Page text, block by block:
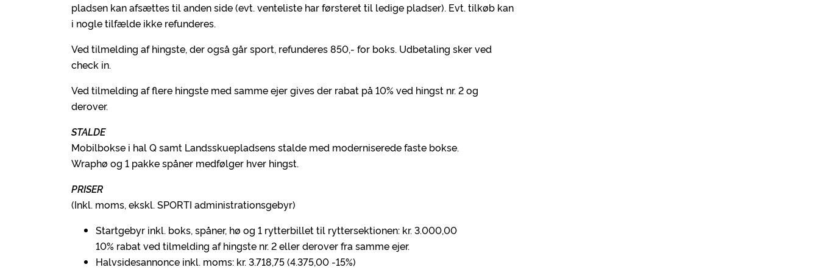
pladsen kan afsættes til anden side (evt. venteliste har førsteret til ledige pladser). Evt. tilkøb kan
i nogle tilfælde ikke refunderes.
Ved tilmelding af hingste, der også går sport, refunderes 850,- for boks. Udbetaling sker ved
check in.
Ved tilmelding af flere hingste med samme ejer gives der rabat på 10% ved hingst nr. 2 og
derover.
STALDE
Mobilbokse i hal Q samt Landsskuepladsens stalde med moderniserede faste bokse.
Wraphø og 1 pakke spåner medfølger hver hingst.
PRISER
(Inkl. moms, ekskl. SPORTI administrationsgebyr)
Startgebyr inkl. boks, spåner, hø og 1 rytterbillet til ryttersektionen: kr. 3.000,00
10% rabat ved tilmelding af hingste nr. 2 eller derover fra samme ejer.
Halvsidesannonce inkl. moms: kr. 3.718,75 (4.375,00 -15%)